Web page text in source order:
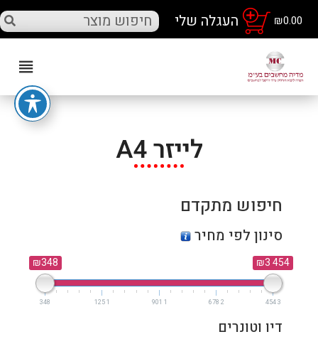
₪0.00
לייזר A4
חיפוש מתקדם
סינון לפי מחיר
₪348 ₪3 454
348 1 125 1 901 2 678 3 454
דיו וטונרים